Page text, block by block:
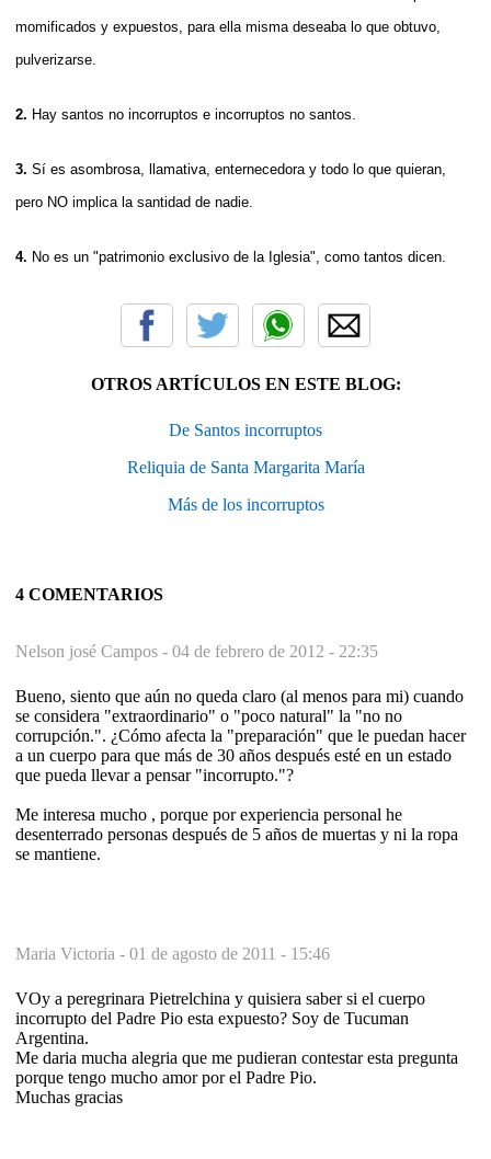
momificados y expuestos, para ella misma deseaba lo que obtuvo,
pulverizarse.
2. Hay santos no incorruptos e incorruptos no santos.
3. Sí es asombrosa, llamativa, enternecedora y todo lo que quieran,
pero NO implica la santidad de nadie.
4. No es un "patrimonio exclusivo de la Iglesia", como tantos dicen.
OTROS ARTÍCULOS EN ESTE BLOG:
De Santos incorruptos
Reliquia de Santa Margarita María
Más de los incorruptos
4 COMENTARIOS
Nelson josé Campos - 04 de febrero de 2012 - 22:35
Bueno, siento que aún no queda claro (al menos para mi) cuando
se considera "extraordinario" o "poco natural" la "no no
corrupción.". ¿Cómo afecta la "preparación" que le puedan hacer
a un cuerpo para que más de 30 años después esté en un estado
que pueda llevar a pensar "incorrupto."?
Me interesa mucho , porque por experiencia personal he
desenterrado personas después de 5 años de muertas y ni la ropa
se mantiene.
Maria Victoria - 01 de agosto de 2011 - 15:46
VOy a peregrinara Pietrelchina y quisiera saber si el cuerpo
incorrupto del Padre Pio esta expuesto? Soy de Tucuman
Argentina.
Me daria mucha alegria que me pudieran contestar esta pregunta
porque tengo mucho amor por el Padre Pio.
Muchas gracias